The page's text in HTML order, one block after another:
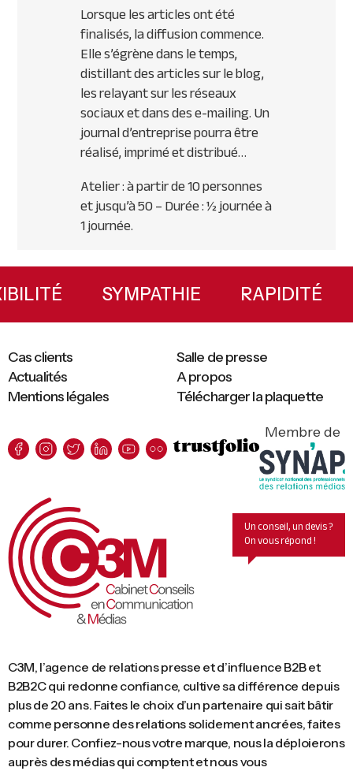
Lorsque les articles ont été
finalisés, la diffusion commence.
Elle s’égrène dans le temps,
distillant des articles sur le blog,
les relayant sur les réseaux
sociaux et dans des e-mailing. Un
journal d’entreprise pourra être
réalisé, imprimé et distribué…
Atelier : à partir de 10 personnes
et jusqu’à 50 – Durée : ½ journée à
1 journée.
Primary
Sidebar
SYMPATHIE RAPIDITÉ
C3M, l’agence de relations presse et d’influence B2B et
B2B2C qui redonne confiance, cultive sa différence depuis
plus de 20 ans. Faites le choix d’un partenaire qui sait bâtir
comme personne des relations solidement ancrées, faites
pour durer. Confiez-nous votre marque, nous la déploierons
auprès des médias qui comptent et nous vous
Mentions légales Télécharger la plaquette
Cas clients
Salle de presse
Actualités
A propos
Membre de
Un conseil, un devis ?
On vous répond !